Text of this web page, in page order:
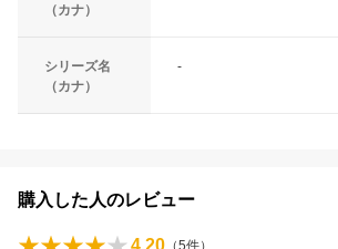
（カナ）
シリーズ名
（カナ）
-
購入した人のレビュー